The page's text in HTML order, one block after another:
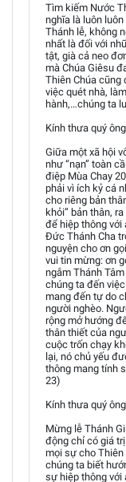
Tìm kiếm Nước
nghĩa là luôn
Thánh lễ, không
nhất là đối với
tật, già cả neo
mà Chúa Giêsu
Thiên Chúa cũng
việc quét nhà,
hành,…chúng ta
Kính thưa quý
Giữa một xã hội
như “nạn” toàn
điệp Mùa Chay
phải vì ích kỷ cá
cho riêng bản
khỏi” bản thân,
để hiệp thông với
Đức Thánh Cha
nguyện cho ơn
vui tin mừng: ơn
ngắm Thánh
chúng ta đến
mang đến tự do
người nghèo.
rộng mở hướng
thân thiết của
cuộc trốn chạy
lại, nó chủ yếu
thông mang tính
23)
Kính thưa quý
Mừng lễ Thánh
động chỉ có giá
mọi sự cho Thiên
chúng ta biết
sự hiệp thông với